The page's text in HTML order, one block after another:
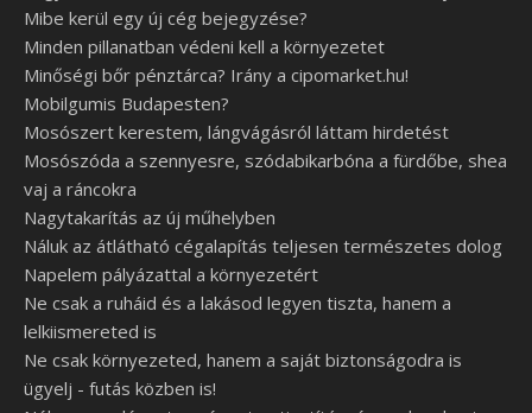
Mibe kerül egy új cég bejegyzése?
Minden pillanatban védeni kell a környezetet
Minőségi bőr pénztárca? Irány a cipomarket.hu!
Mobilgumis Budapesten?
Mosószert kerestem, lángvágásról láttam hirdetést
Mosószóda a szennyesre, szódabikarbóna a fürdőbe, shea
vaj a ráncokra
Nagytakarítás az új műhelyben
Náluk az átlátható cégalapítás teljesen természetes dolog
Napelem pályázattal a környezetért
Ne csak a ruháid és a lakásod legyen tiszta, hanem a
lelkiismereted is
Ne csak környezeted, hanem a saját biztonságodra is
ügyelj - futás közben is!